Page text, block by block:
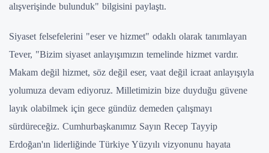
alışverişinde bulunduk" bilgisini paylaştı.
Siyaset felsefelerini "eser ve hizmet" odaklı olarak tanımlayan
Tever, "Bizim siyaset anlayışımızın temelinde hizmet vardır.
Makam değil hizmet, söz değil eser, vaat değil icraat anlayışıyla
yolumuza devam ediyoruz. Milletimizin bize duyduğu güvene
layık olabilmek için gece gündüz demeden çalışmayı
sürdüreceğiz. Cumhurbaşkanımız Sayın Recep Tayyip
Erdoğan'ın liderliğinde Türkiye Yüzyılı vizyonunu hayata